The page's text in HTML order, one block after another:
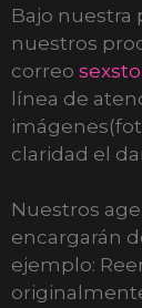
Bajo nuestra
nuestros
correo
línea de
claridad el
Nuestros
encargarán
ejemplo: